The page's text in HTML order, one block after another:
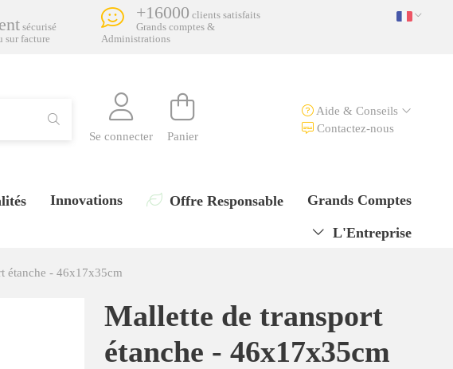
sécurisé
sur facture
+16000 clients satisfaits
Grands comptes &
Administrations
Se connecter Panier
Aide & Conseils
Contactez-nous
Grands Comptes
Offre Responsable
Innovations
L'Entreprise
étanche - 46x17x35cm
Mallette de transport
étanche - 46x17x35cm